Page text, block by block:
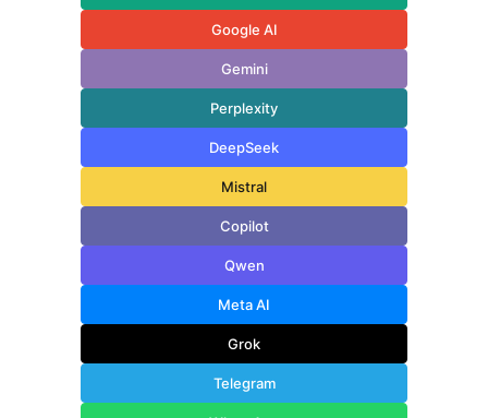
Google AI
Gemini
Perplexity
DeepSeek
Mistral
Copilot
Qwen
Meta AI
Grok
Telegram